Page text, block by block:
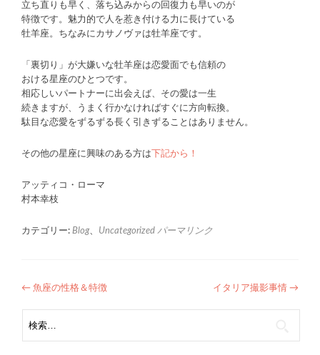
立ち直りも早く、落ち込みからの回復力も早いのが
特徴です。魅力的で人を惹き付ける力に長けている
牡羊座。ちなみにカサノヴァは牡羊座です。
「裏切り」が大嫌いな牡羊座は恋愛面でも信頼の
おける星座のひとつです。
相応しいパートナーに出会えば、その愛は一生
続きますが、うまく行かなければすぐに方向転換。
駄目な恋愛をずるずる長く引きずることはありません。
その他の星座に興味のある方は 下記から！
アッティコ・ローマ
村本幸枝
カテゴリー: Blog、 Uncategorized パーマリンク
投
稿
ナ
← 魚座の性格＆特徴 イタリア撮影事情 →
索: